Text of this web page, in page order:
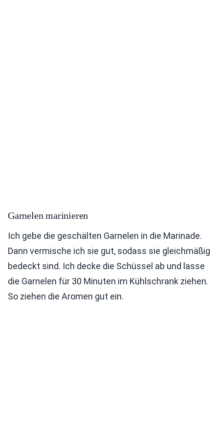
Garnelen marinieren
Ich gebe die geschälten Garnelen in die Marinade.
Dann vermische ich sie gut, sodass sie gleichmäßig
bedeckt sind. Ich decke die Schüssel ab und lasse
die Garnelen für 30 Minuten im Kühlschrank ziehen.
So ziehen die Aromen gut ein.